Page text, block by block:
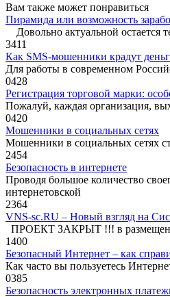
Вам также может понравиться
Пирамида или возможность
Довольно актуальной остается
3411
Как SMS-мошенники крадут
Для работы в современном
0428
Регистрация торговой марки:
Пожалуй, каждая организация,
0420
Мошенники в социальных сетях
Мошенники в социальных сетях
2454
Безопасность в интернете
Проводя большое количество
интернетовской
2364
VNS-sc.RU – Новый взгляд на
ПРОЕКТ ЗАКРЫТ !!! в
1400
Безопасный Интернет – как
Как часто вы пользуетесь
0385
Безопасность электронных